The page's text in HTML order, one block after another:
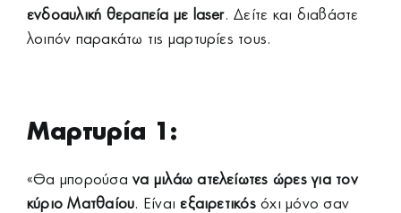
ενδοαυλική θεραπεία με laser. Δείτε και διαβάστε
λοιπόν παρακάτω τις μαρτυρίες τους.
Μαρτυρία 1:
«Θα μπορούσανα μιλάω ατελείωτες ώρες για τον
κύριο Ματθαίου. Είναιεξαιρετικόςόχι μόνο σαν